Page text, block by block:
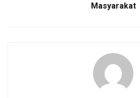
Masyarakat